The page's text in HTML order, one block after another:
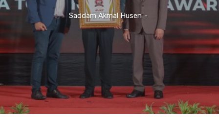
Saddam Akmal Husen -